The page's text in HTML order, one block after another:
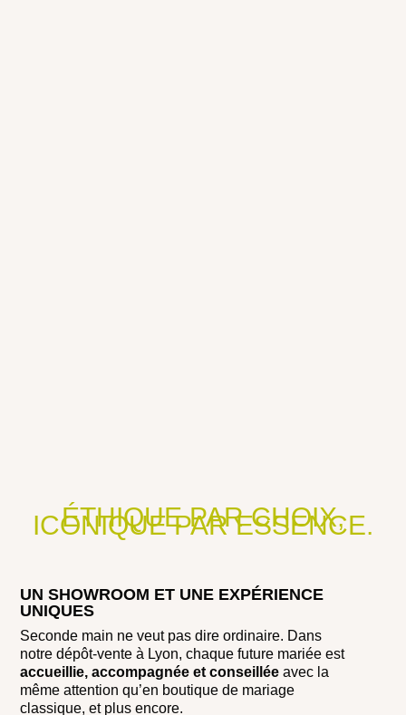
ÉTHIQUE PAR CHOIX,
ICONIQUE PAR ESSENCE.
UN SHOWROOM ET UNE EXPÉRIENCE
UNIQUES
Seconde main ne veut pas dire ordinaire. Dans
notre dépôt-vente à Lyon, chaque future mariée est
accueillie, accompagnée et conseillée avec la
même attention qu’en boutique de mariage
classique, et plus encore.